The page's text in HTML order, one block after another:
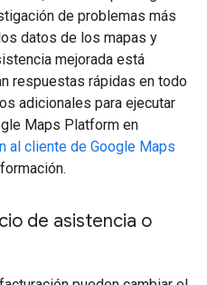
de problemas más
datos de los mapas y
mejorada está
respuestas rápidas en todo
adicionales para ejecutar
Maps Platform en
al cliente de Google Maps
de asistencia o